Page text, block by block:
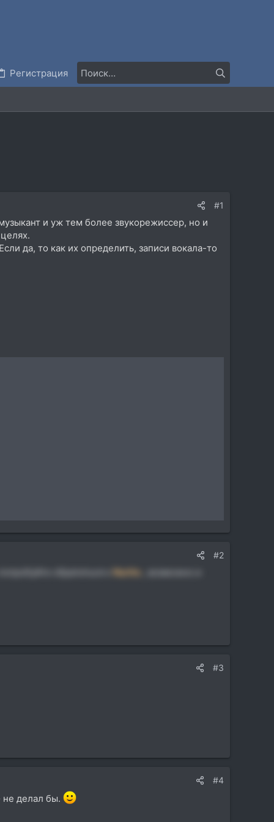
Регистрация
#1
и уж тем более звукорежиссер, но и
да, то как их определить, записи вокала-то
#2
обратиться к Nurito
#3
#4
не делал бы.